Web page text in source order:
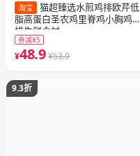
淘宝
猫超臻选水煎鸡排欧芹低
脂高蛋白圣农鸡里脊鸡小胸鸡胸
排生鲜食材
券减¥5
¥48.9 ¥53.9
9.3折